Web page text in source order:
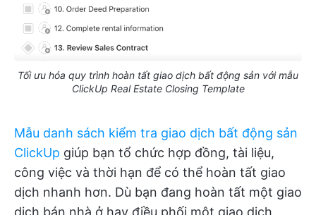
Tối ưu hóa quy trình hoàn tất giao dịch bất động sản với mẫu
ClickUp Real Estate Closing Template
Mẫu danh sách kiểm tra giao dịch bất động sản
ClickUp giúp bạn tổ chức hợp đồng, tài liệu,
công việc và thời hạn để có thể hoàn tất giao
dịch nhanh hơn. Dù bạn đang hoàn tất một giao
dịch bán nhà ở hay điều phối một giao dịch